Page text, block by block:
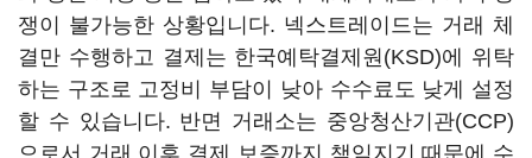
쟁이 불가능한 상황입니다. 넥스트레이드는 거래 체
결만 수행하고 결제는 한국예탁결제원(KSD)에 위탁
하는 구조로 고정비 부담이 낮아 수수료도 낮게 설정
할 수 있습니다. 반면 거래소는 중앙청산기관(CCP)
으로서 거래 이후 결제 보증까지 책임지기 때문에 수